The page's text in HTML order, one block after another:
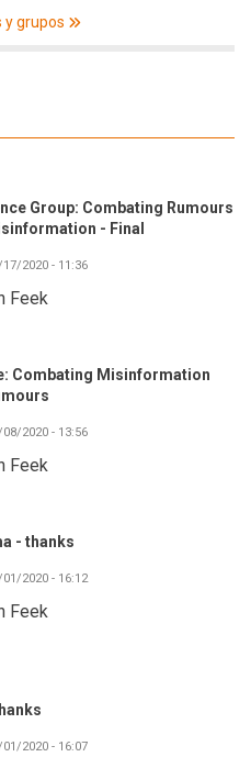
y grupos
Group: Combating Rumours
- Final
2020 - 11:36
Feek
Combating Misinformation
2020 - 13:56
Feek
- thanks
2020 - 16:12
Feek
2020 - 16:07